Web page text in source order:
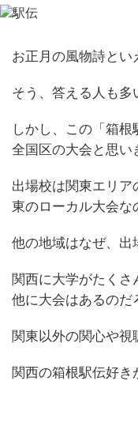
お正月の風物詩とい
そう、答える人も多
しかし、この「箱根
全国区の大会と思い
出場校は関東エリア
東のローカル大会な
他の地域はなぜ、出
関西に大学がたくさ
他に大会はあるのだ
関東以外の関心や視
関西の箱根駅伝好き